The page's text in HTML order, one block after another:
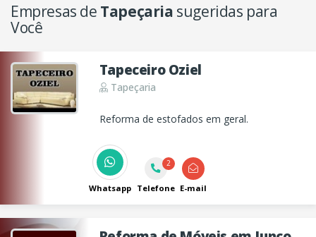
Empresas de Tapeçaria sugeridas para
Você
Tapeceiro Oziel
Tapeçaria
Reforma de estofados em geral.
Whatsapp
2
Telefone E-mail